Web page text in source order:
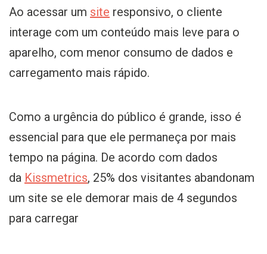
Ao acessar um site responsivo, o cliente
interage com um conteúdo mais leve para o
aparelho, com menor consumo de dados e
carregamento mais rápido.
Como a urgência do público é grande, isso é
essencial para que ele permaneça por mais
tempo na página. De acordo com dados
da Kissmetrics, 25% dos visitantes abandonam
um site se ele demorar mais de 4 segundos
para carregar